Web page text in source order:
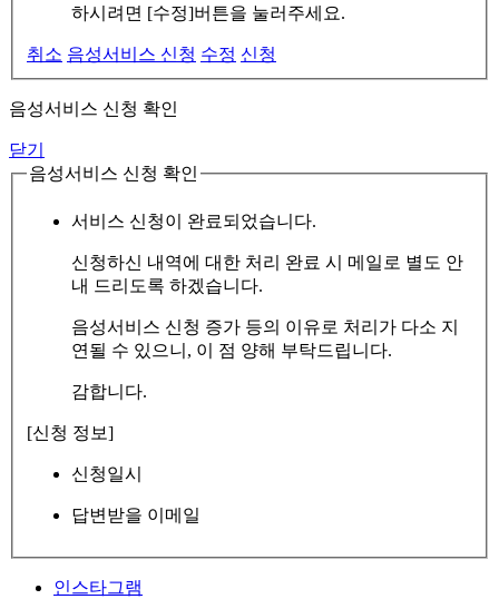
하시려면 [수정]버튼을 눌러주세요.
취소 음성서비스 신청 수정 신청
음성서비스 신청 확인
닫기
음성서비스 신청 확인
서비스 신청이 완료되었습니다.
신청하신 내역에 대한 처리 완료 시 메일로 별도 안
내 드리도록 하겠습니다.
음성서비스 신청 증가 등의 이유로 처리가 다소 지
연될 수 있으니, 이 점 양해 부탁드립니다.
감합니다.
[신청 정보]
신청일시
답변받을 이메일
인스타그램